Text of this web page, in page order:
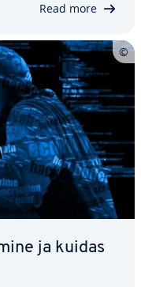
Read more
ja kuidas